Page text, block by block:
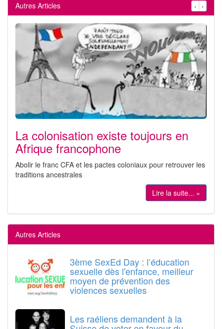
Autres Articles ‹ ›
La colonisation existe toujours en
Afrique francophone
Abolir le franc CFA et les pactes coloniaux pour retrouver les
traditions ancestrales
Lire la suite... »
Autres Articles
3ème SexEd Day : l’éducation
sexuelle dès l'enfance, meilleur
moyen de prévention des
violences sexuelles
Les raéliens demandent à la